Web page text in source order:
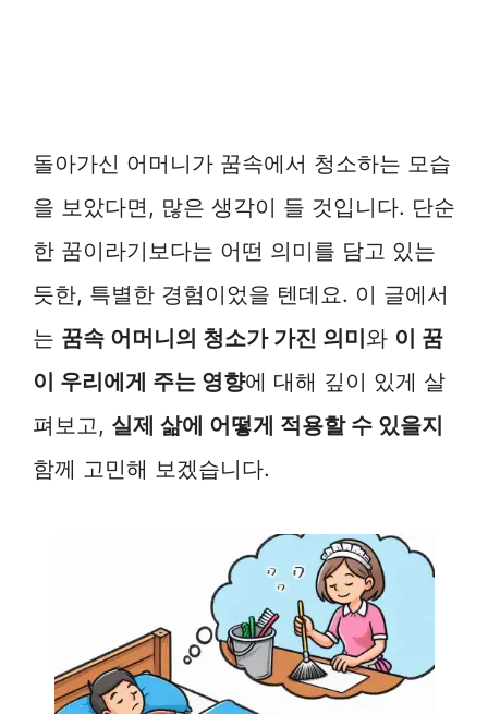
돌아가신 어머니가 꿈속에서 청소하는 모습
을 보았다면, 많은 생각이 들 것입니다. 단순
한 꿈이라기보다는 어떤 의미를 담고 있는
듯한, 특별한 경험이었을 텐데요. 이 글에서
는 꿈속 어머니의 청소가 가진 의미와 이 꿈
이 우리에게 주는 영향에 대해 깊이 있게 살
펴보고, 실제 삶에 어떻게 적용할 수 있을지
함께 고민해 보겠습니다.